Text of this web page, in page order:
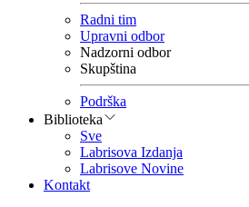
Radni tim
Upravni odbor
Nadzorni odbor
Skupština
Podrška
Biblioteka
Sve
Labrisova Izdanja
Labrisove Novine
Kontakt